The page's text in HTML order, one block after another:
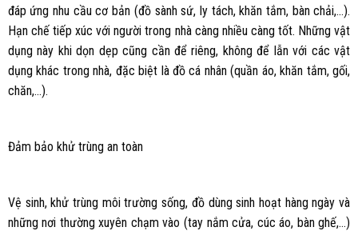
đáp ứng nhu cầu cơ bản (đồ sành sứ, ly tách, khăn tắm, bàn chải,…).
Hạn chế tiếp xúc với người trong nhà càng nhiều càng tốt. Những vật
dụng này khi dọn dẹp cũng cần để riêng, không để lẫn với các vật
dụng khác trong nhà, đặc biệt là đồ cá nhân (quần áo, khăn tắm, gối,
chăn,…).
Đảm bảo khử trùng an toàn
Vệ sinh, khử trùng môi trường sống, đồ dùng sinh hoạt hàng ngày và
những nơi thường xuyên chạm vào (tay nắm cửa, cúc áo, bàn ghế,…)